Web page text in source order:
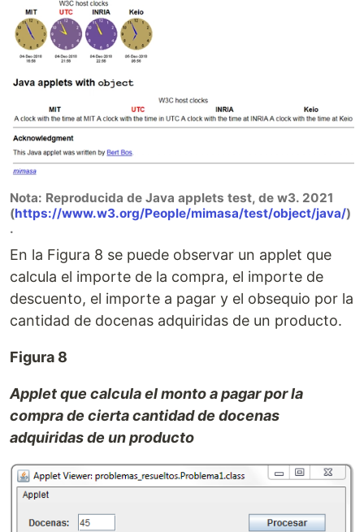
Nota: Reproducida de Java applets test, de w3. 2021
(https://www.w3.org/People/mimasa/test/object/java/)
.
En la Figura 8 se puede observar un applet que
calcula el importe de la compra, el importe de
descuento, el importe a pagar y el obsequio por la
cantidad de docenas adquiridas de un producto.
Figura 8
Applet que calcula el monto a pagar por la
compra de cierta cantidad de docenas
adquiridas de un producto